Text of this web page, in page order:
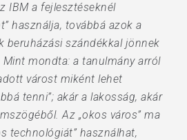
IBM a fejlesztéseknél
használja, továbbá azok a
beruházási szándékkal jönnek
Mint mondta: a tanulmány arról
várost miként lehet
tenni”; akár a lakosság, akár
Az „okos város” ma
technológiát” használhat,